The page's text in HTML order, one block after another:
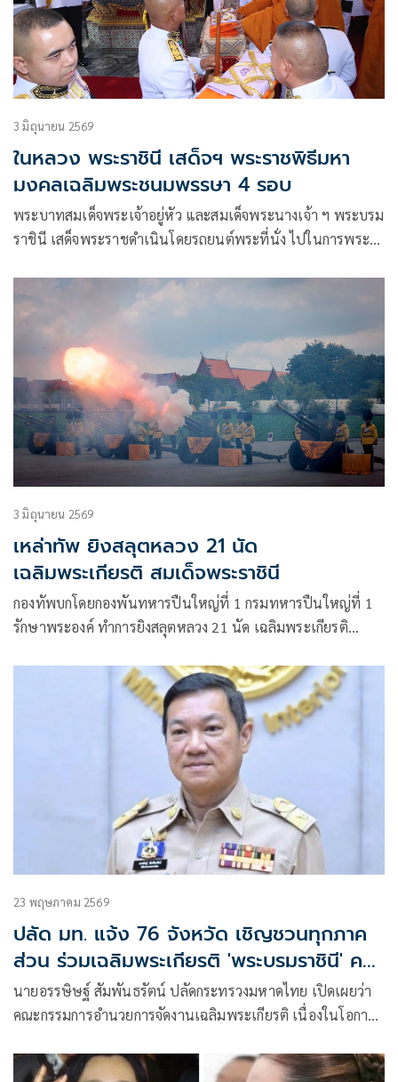
3 มิถุนายน 2569
ในหลวง พระราชินี เสด็จฯ พระราชพิธีมหา
มงคลเฉลิมพระชนมพรรษา 4 รอบ
พระบาทสมเด็จพระเจ้าอยู่หัว และสมเด็จพระนางเจ้า ฯ พระบรม
ราชินี เสด็จพระราชดำเนินโดยรถยนต์พระที่นั่ง ไปในการพระ
เจ้า ฯ พระบรมราชินี 3 มิถุนายน 2569 ณ พระอุโบสถวัดพระ
ศรีรัตนศาสดาราม และพระที่นั่งอมรินทรวินิจฉัย พระบรม
มหาราชวัง เมื่อเสด็จพระราชดำเนินถึงชานหน้าพระอุโบสถวัด
พระศรีรัตนศาสดาราม
3 มิถุนายน 2569
เหล่าทัพ ยิงสลุตหลวง 21 นัด
เฉลิมพระเกียรติ สมเด็จพระราชินี
กองทัพบกโดยกองพันทหารปืนใหญ่ที่ 1 กรมทหารปืนใหญ่ที่ 1
รักษาพระองค์ ทำการยิงสลุตหลวง 21 นัด เฉลิมพระเกียรติ
โอกาสพระราชพิธีมหามงคลเฉลิมพระชนมพรรษา 4 รอบ 3
23 พฤษภาคม 2569
ปลัด มท. แจ้ง 76 จังหวัด เชิญชวนทุกภาค
ส่วน ร่วมเฉลิมพระเกียรติ 'พระบรมราชินี' ครบ
4 รอบ
นายอรรษิษฐ์ สัมพันธรัตน์ ปลัดกระทรวงมหาดไทย เปิดเผยว่า
คณะกรรมการอำนวยการจัดงานเฉลิมพระเกียรติ เนื่องในโอกาส
นางเจ้าฯ พระบรมราชินี 3 มิถุนายน 2569 ได้มีมติเห็นชอบการ